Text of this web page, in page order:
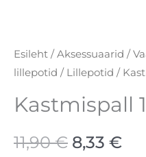
Esileht / Aksessuaarid /
lillepotid / Lillepotid /
Kastmispall
11,90€ 8,33 €